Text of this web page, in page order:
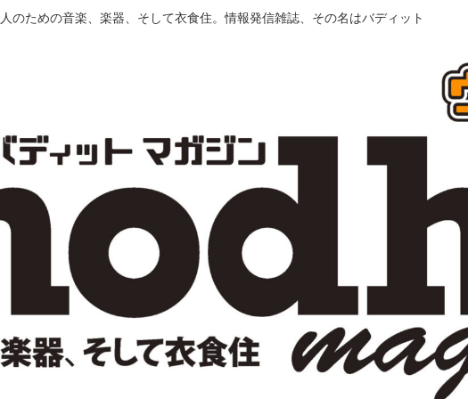
のための音楽、楽器、そして衣食住。情報発信雑誌、その名はバディット